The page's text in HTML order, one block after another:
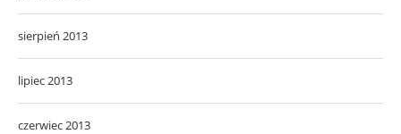
sierpień 2013
lipiec 2013
czerwiec 2013